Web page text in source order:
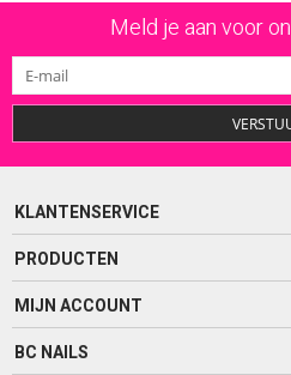
Meld je aan voor
KLANTENSERVICE
PRODUCTEN
MIJN ACCOUNT
BC NAILS